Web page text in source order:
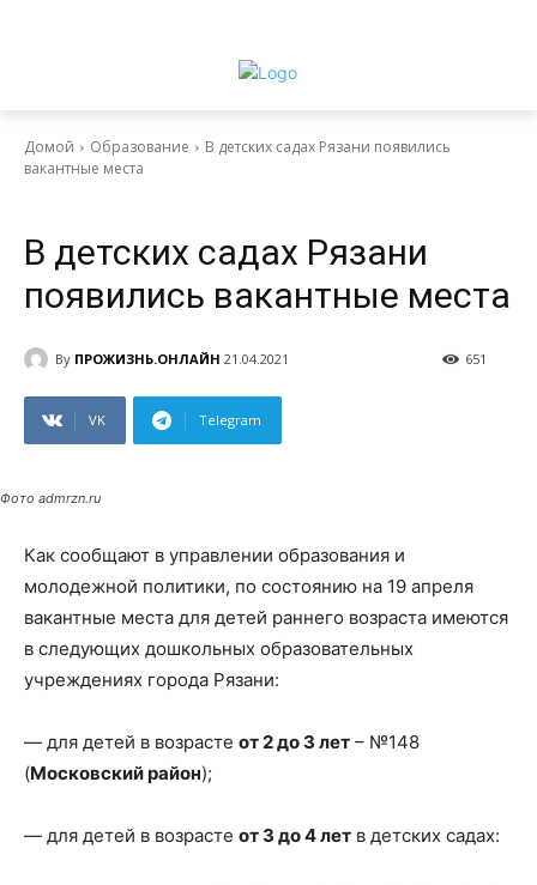
Домой Образование
В детских садах Рязани появились
вакантные места
В детских садах Рязани
появились вакантные места
By ПРОЖИЗНЬ.ОНЛАЙН 21.04.2021 651
VK Telegram
Фото admrzn.ru
Как сообщают в управлении образования и
молодежной политики, по состоянию на 19 апреля
вакантные места для детей раннего возраста имеются
в следующих дошкольных образовательных
учреждениях города Рязани:
— для детей в возрасте от 2 до 3 лет – №148
(Московский район);
— для детей в возрасте от 3 до 4 лет в детских садах: